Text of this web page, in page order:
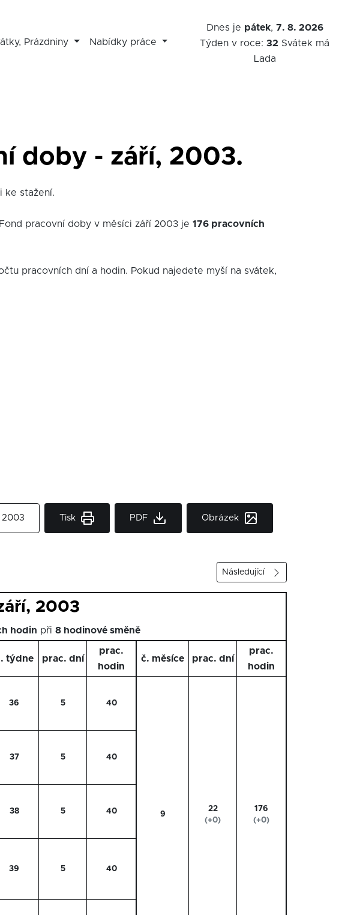
Prázdniny Nabídky práce
Dnes je pátek, 7. 8. 2026
Týden v roce:32 Svátek má
Lada
doby - září, 2003.
ke stažení.
pracovní doby v měsíci září 2003 je 176 pracovních
pracovních dní a hodin. Pokud najedete myší na svátek,
2003 Tisk PDF Obrázek
Následující
2003
hodin při 8 hodinové směně
týdne prac. dní
prac.
hodin
č. měsíce prac. dní
prac.
hodin
36 5 40
9
22
(+0)
176
(+0)
37 5 40
38 5 40
39 5 40